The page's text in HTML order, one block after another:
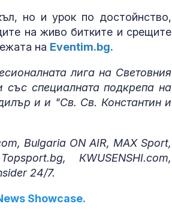
но и урок по достойнство,
на живо битките и срещите
на Eventim.bg.
лига на Световния
специалната подкрепа на
и и "Св. Св. Константин и
Bulgaria ON AIR, MAX Sport,
КWUSENSHI.com,
24/7.
Showcase.